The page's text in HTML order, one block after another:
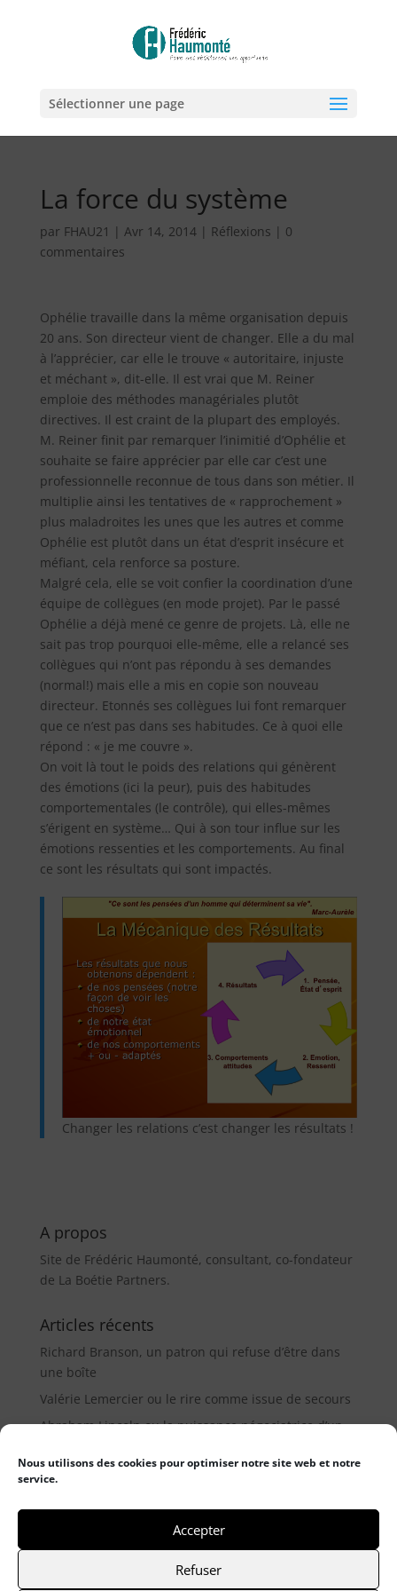
Nous utilisons des cookies pour optimiser notre site web et notre
service.
Accepter
Refuser
Sélectionner une page
La force du système
par FHAU21 | Avr 14, 2014| Réflexions | 0
commentaires
Ophélie travaille dans la même organisation depuis
20 ans. Son directeur vient de changer. Elle a du mal
à l’apprécier, car elle le trouve « autoritaire, injuste
et méchant », dit-elle. Il est vrai que M. Reiner
emploie des méthodes managériales plutôt
directives. Il est craint de la plupart des employés.
M. Reiner finit par remarquer l’inimitié d’Ophélie et
souhaite se faire apprécier par elle car c’est une
professionnelle reconnue de tous dans son métier. Il
multiplie ainsi les tentatives de « rapprochement »
plus maladroites les unes que les autres et comme
Ophélie est plutôt dans un état d’esprit insécure et
méfiant, cela renforce sa posture.
Malgré cela, elle se voit confier la coordination d’une
équipe de collègues (en mode projet). Par le passé
Ophélie a déjà mené ce genre de projets. Là, elle ne
sait pas trop pourquoi elle-même, elle a relancé ses
collègues qui n’ont pas répondu à ses demandes
(normal!) mais elle a mis en copie son nouveau
directeur. Etonnés ses collègues lui font remarquer
que ce n’est pas dans ses habitudes. Ce à quoi elle
répond : « je me couvre ».
On voit là tout le poids des relations qui génèrent
des émotions (ici la peur), puis des habitudes
comportementales (le contrôle), qui elles-mêmes
s’érigent en système… Qui à son tour influe sur les
émotions ressenties et les comportements. Au final
ce sont les résultats qui sont impactés.
Changer les relations c’est changer les résultats !
A propos
Site de Frédéric Haumonté, consultant, co-fondateur
de La Boétie Partners.
Articles récents
Richard Branson, un patron qui refuse d’être dans
une boîte
Valérie Lemercier ou le rire comme issue de secours
Abraham Lincoln ou la puissance négociatrice d’un